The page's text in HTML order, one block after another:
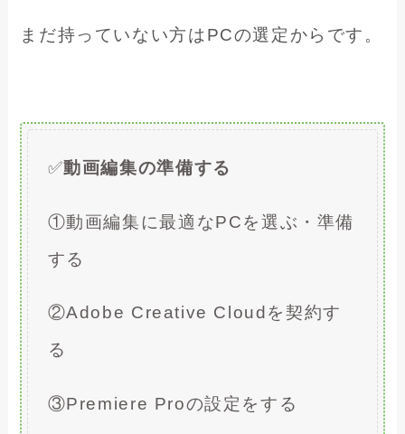
まだ持っていない方はPCの選定からです。
✅動画編集の準備する
①動画編集に最適なPCを選ぶ・準備
する
②Adobe Creative Cloudを契約す
る
③Premiere Proの設定をする